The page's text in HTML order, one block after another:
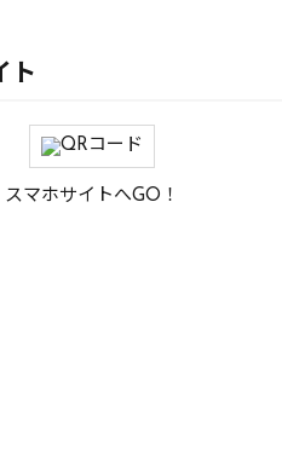
ト
スマホサイトへGO！